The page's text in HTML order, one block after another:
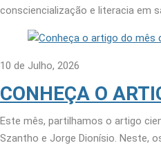
consciencialização e literacia em
10 de Julho, 2026
CONHEÇA O
Este mês, partilhamos o artigo
Szantho e Jorge Dionísio. Neste,